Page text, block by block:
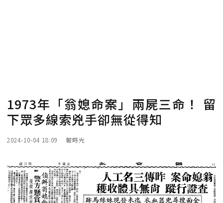
1973年「翁媳命案」兩屍三命！ 留
下眾多線索兇手卻無從得知
2024-10-04 18:09 報時光